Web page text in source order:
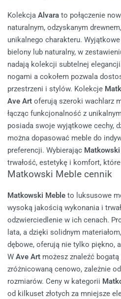
Kolekcja Alvara to połączenie
naturalnym, odzyskanym
unikalnego charakteru.
bielony lub naturalny, w
nadają kolekcji subtelnej
nogami a cokołem pozwala
przestrzeni i stylów. Kolekcje
Ave Art oferują szeroki wachlarz
łącząc funkcjonalność z
posiada swoje wyjątkowe cechy,
można dopasować meble do
preferencji. Wybierając
trwałość, estetykę i komfort,
Matkowski Meble cennik
Matkowski Meble to luksusowe
wysoką jakością wykonania i
odzwierciedlenie w ich cenach.
lata, a dzięki solidnym
dębowe, oferują nie tylko piękno,
W Ave Art możesz znaleźć
zróżnicowaną cenowo, zależnie
rozmiarów. Ceny w kategorii
od kilkuset złotych za mniejsze